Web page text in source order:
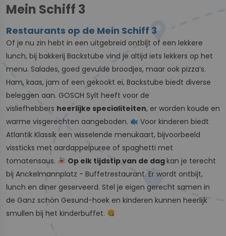
Mein Schiff 3
Restaurants op de Mein Schiff 3
Of je nu zin hebt in een uitgebreid ontbijt of een lekkere
lunch, bij bakkerij Backstube vind je altijd iets lekkers op het
menu. Salades, goed gevulde broodjes, maar ook pizza’s.
Ham, kaas, jam of een gekookt ei, Backstube biedt diverse
beleggen aan. GOSCH Sylt heeft voor de
visliefhebbers heerlijke specialiteiten, er worden koude en
warme visgerechten aangeboden.
Voor kinderen biedt
Atlantik Klassik een wisselende menukaart, bijvoorbeeld
vissticks met aardappelpuree of spaghetti met
tomatensaus.
Op elk tijdstip van de dagkan je terecht
bij Anckelmannplatz - Buffetrestaurant. Er wordt ontbijt,
lunch en diner geserveerd. Stel je eigen gerecht samen in
de Ganz schön Gesund-hoek en kinderen kunnen heerlijk
smullen bij het kinderbuffet.